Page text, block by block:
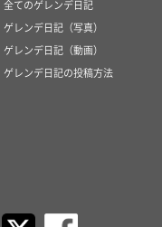
全てのゲレンデ日記
ゲレンデ日記（写真）
ゲレンデ日記（動画）
ゲレンデ日記の投稿方法